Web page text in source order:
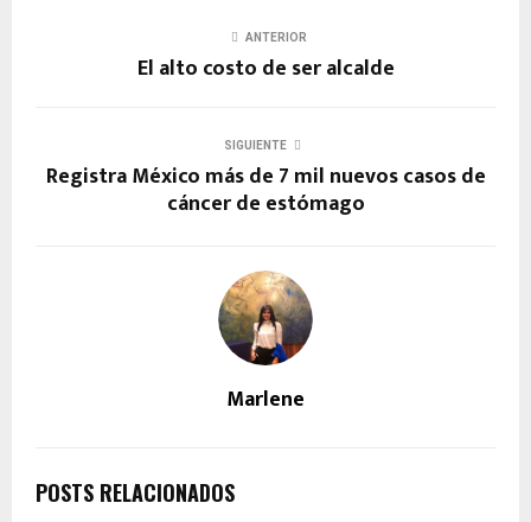
ANTERIOR
El alto costo de ser alcalde
SIGUIENTE
Registra México más de 7 mil nuevos casos de
cáncer de estómago
Marlene
POSTS RELACIONADOS